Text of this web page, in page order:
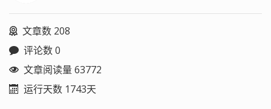
文章数 208
评论数 0
文章阅读量 63772
运行天数 1743天